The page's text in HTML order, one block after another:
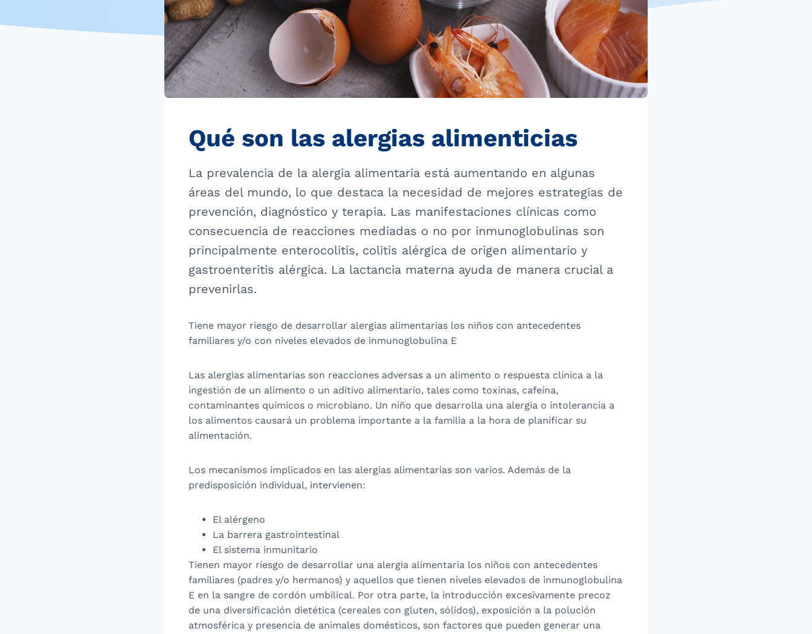
Qué son las alergias alimenticias
La prevalencia de la alergia alimentaria está aumentando en algunas
áreas del mundo, lo que destaca la necesidad de mejores estrategias de
prevención, diagnóstico y terapia. Las manifestaciones clínicas como
consecuencia de reacciones mediadas o no por inmunoglobulinas son
principalmente enterocolitis, colitis alérgica de origen alimentario y
gastroenteritis alérgica. La lactancia materna ayuda de manera crucial a
prevenirlas.
Tiene mayor riesgo de desarrollar alergias alimentarias los niños con antecedentes
familiares y/o con niveles elevados de inmunoglobulina E
Las alergias alimentarias son reacciones adversas a un alimento o respuesta clínica a la
ingestión de un alimento o un aditivo alimentario, tales como toxinas, cafeína,
contaminantes químicos o microbiano. Un niño que desarrolla una alergia o intolerancia a
los alimentos causará un problema importante a la familia a la hora de planificar su
alimentación.
Los mecanismos implicados en las alergias alimentarias son varios. Además de la
predisposición individual, intervienen:
El alérgeno
La barrera gastrointestinal
El sistema inmunitario
Tienen mayor riesgo de desarrollar una alergia alimentaria los niños con antecedentes
familiares (padres y/o hermanos) y aquellos que tienen niveles elevados de inmunoglobulina
E en la sangre de cordón umbilical. Por otra parte, la introducción excesivamente precoz
de una diversificación dietética (cereales con gluten, sólidos), exposición a la polución
atmosférica y presencia de animales domésticos, son factores que pueden generar una